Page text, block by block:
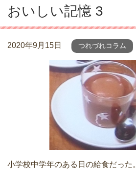
おいしい記憶 3
2020年9月15日 つれづれコラム
小学校中学年のある日の給食だった